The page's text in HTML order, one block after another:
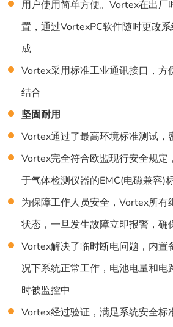
用户使用简单方便。Vortex在出厂
置，通过VortexPC软件随时更改
成
Vortex采用标准工业通讯接口，方
结合
坚固耐用
Vortex通过了最高环境标准测试，
Vortex完全符合欧盟现行安全规定
于气体检测仪器的EMC(电磁兼容)
为保障工作人员安全，Vortex所有
状态，一旦发生故障立即报警，确
Vortex解决了临时断电问题，内置
况下系统正常工作，电池电量和电
时被监控中
Vortex经过验证，满足系统安全标